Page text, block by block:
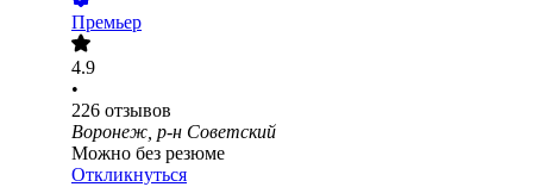
Премьер
4.9
•
226 отзывов
Воронеж, р-н Советский
Можно без резюме
Откликнуться